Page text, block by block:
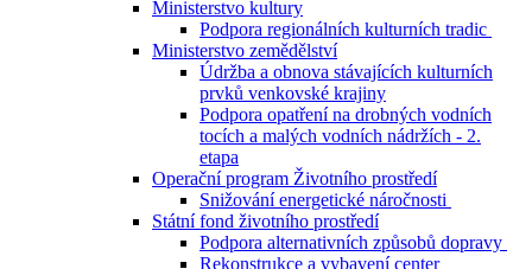
Ministerstvo kultury
Podpora regionálních kulturních tradic
Ministerstvo zemědělství
Údržba a obnova stávajících kulturních
prvků venkovské krajiny
Podpora opatření na drobných vodních
tocích a malých vodních nádržích - 2.
etapa
Operační program Životního prostředí
Snižování energetické náročnosti
Státní fond životního prostředí
Podpora alternativních způsobů dopravy
Rekonstrukce a vybavení center